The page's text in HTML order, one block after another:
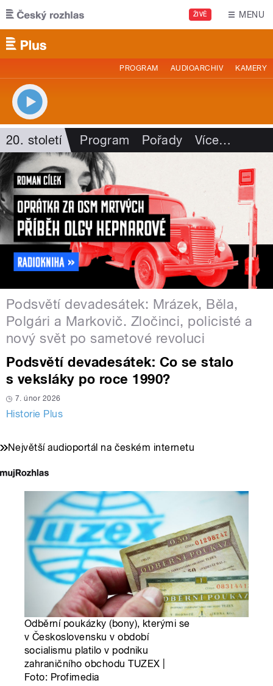
Přejít k hlavnímu obsahu
ŽIVĚ MENU
PROGRAM AUDIOARCHIV KAMERY
20. století Program Pořady Více…
Podsvětí devadesátek: Mrázek, Běla,
Polgári a Markovič. Zločinci, policisté a
nový svět po sametové revoluci
Podsvětí devadesátek: Co se stalo
s veksláky po roce 1990?
7. únor 2026
Historie Plus
Největší audioportál na českém internetu
Odběrní poukázky (bony), kterými se
v Československu v období
socialismu platilo v podniku
zahraničního obchodu TUZEX |
Foto: Profimedia